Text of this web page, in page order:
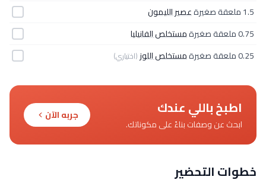
1.5 ملعقة صغيرة
عصير الليمون
0.75 ملعقة صغيرة
مستخلص الفانيليا
0.25 ملعقة صغيرة
مستخلص اللوز (اختياري)
اطبخ باللي عندك
ابحث عن وصفات بناءً على مكوناتك.
جربه الآن
خطوات التحضير